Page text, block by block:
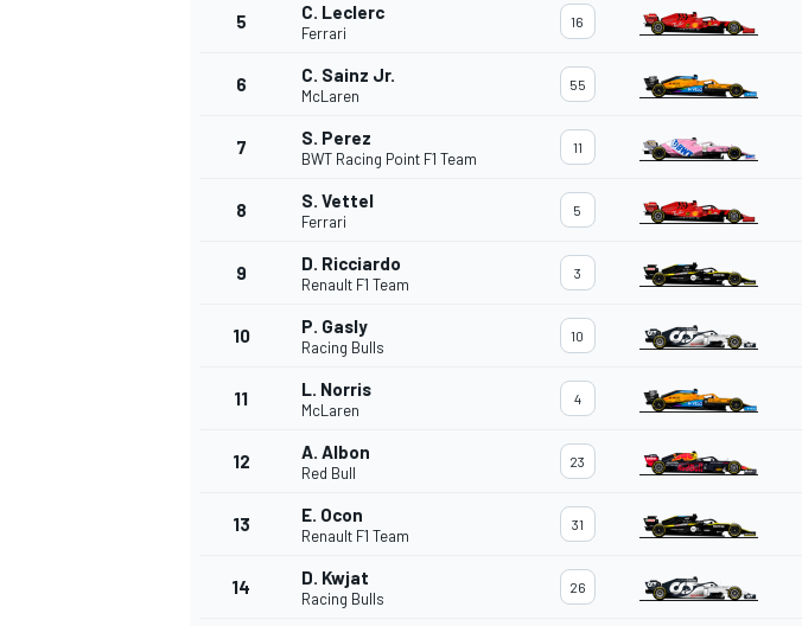
5 C. Leclerc
Ferrari
16
6 C. Sainz Jr.
McLaren
55
7 S. Perez
BWT Racing Point F1 Team
11
8 S. Vettel
Ferrari
5
9 D. Ricciardo
Renault F1 Team
3
10 P. Gasly
Racing Bulls
10
11 L. Norris
McLaren
4
12 A. Albon
Red Bull
23
13 E. Ocon
Renault F1 Team
31
14 D. Kwjat
Racing Bulls
26